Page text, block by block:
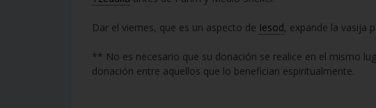
Dar el viernes, que es un aspecto de Iesod, expande la vasija
** No es necesario que su donación se realice en el mismo
donación entre aquellos que lo benefician espiritualmente.